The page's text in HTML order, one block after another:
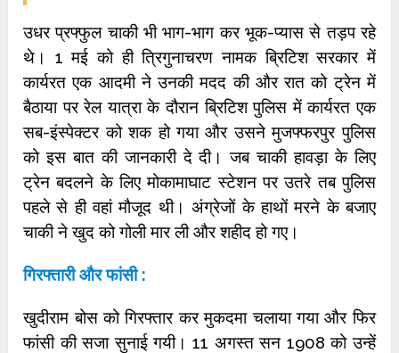
उधर प्रफ्फुल चाकी भी भाग-भाग कर भूक-प्यास से तड़प रहे
थे। 1 मई को ही त्रिगुनाचरण नामक ब्रिटिश सरकार में
कार्यरत एक आदमी ने उनकी मदद की और रात को ट्रेन में
बैठाया पर रेल यात्रा के दौरान ब्रिटिश पुलिस में कार्यरत एक
सब-इंस्पेक्टर को शक हो गया और उसने मुजफ्फरपुर पुलिस
को इस बात की जानकारी दे दी। जब चाकी हावड़ा के लिए
ट्रेन बदलने के लिए मोकामाघाट स्टेशन पर उतरे तब पुलिस
पहले से ही वहां मौजूद थी। अंग्रेजों के हाथों मरने के बजाए
चाकी ने खुद को गोली मार ली और शहीद हो गए।
गिरफ्तारी और फांसी :
खुदीराम बोस को गिरफ्तार कर मुकदमा चलाया गया और फिर
फांसी की सजा सुनाई गयी। 11 अगस्त सन 1908 को उन्हें